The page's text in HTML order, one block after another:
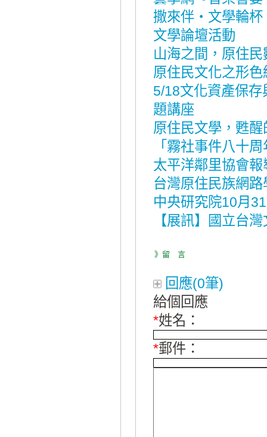
撒來伴‧文學輪杯
文學論壇活動
山海之間，原住
原住民文化之形色
5/18文化資產保
題講座
原住民文學，甦醒
「霧社事件八十
太平洋鄰里協會
台灣原住民族網
中央研究院10月
【展訊】國立台
》留 言
回應(0筆)
給個回應
*姓名：
*郵件：